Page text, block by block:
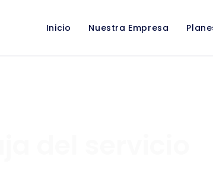
Inicio Nuestra Empresa